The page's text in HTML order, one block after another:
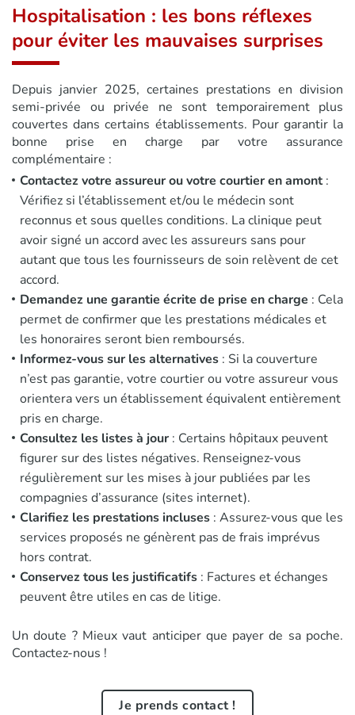
Hospitalisation : les bons réflexes
pour éviter les mauvaises surprises
Depuis janvier 2025, certaines prestations en division
semi-privée ou privée ne sont temporairement plus
couvertes dans certains établissements. Pour garantir la
bonne prise en charge par votre assurance
complémentaire :
Contactez votre assureur ou votre courtier en amont:
Vérifiez si l’établissement et/ou le médecin sont
reconnus et sous quelles conditions. La clinique peut
avoir signé un accord avec les assureurs sans pour
autant que tous les fournisseurs de soin relèvent de cet
accord.
Demandez une garantie écrite de prise en charge : Cela
permet de confirmer que les prestations médicales et
les honoraires seront bien remboursés.
Informez-vous sur les alternatives : Si la couverture
n’est pas garantie, votre courtier ou votre assureur vous
orientera vers un établissement équivalent entièrement
pris en charge.
Consultez les listes à jour : Certains hôpitaux peuvent
figurer sur des listes négatives. Renseignez-vous
régulièrement sur les mises à jour publiées par les
compagnies d’assurance (sites internet).
Clarifiez les prestations incluses : Assurez-vous que les
services proposés ne génèrent pas de frais imprévus
hors contrat.
Conservez tous les justificatifs : Factures et échanges
peuvent être utiles en cas de litige.
Un doute ? Mieux vaut anticiper que payer de sa poche.
Contactez-nous !
Je prends contact !